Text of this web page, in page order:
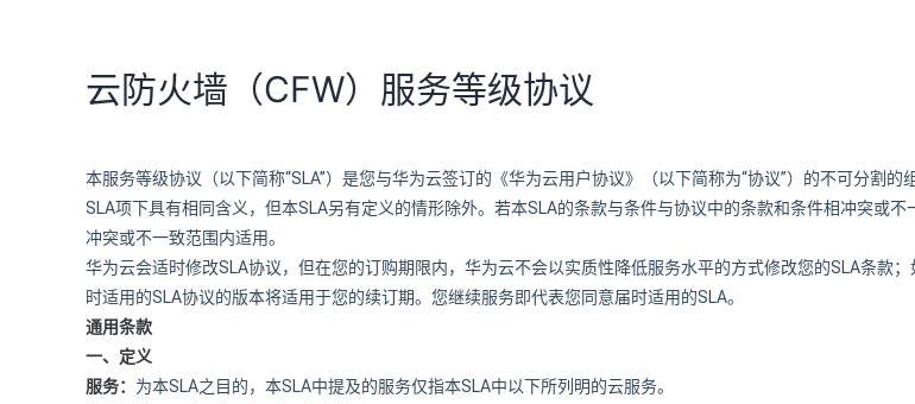
云防火墙（CFW）服务等级协议
本服务等级协议（以下简称“SLA”）是您与华为云签订的《华为云用户协议》（以下简称为“协议”）的不可分割的
SLA项下具有相同含义，但本SLA另有定义的情形除外。若本SLA的条款与条件与协议中的条款和条件相冲突或不
冲突或不一致范围内适用。
华为云会适时修改SLA协议，但在您的订购期限内，华为云不会以实质性降低服务水平的方式修改您的SLA条款；
时适用的SLA协议的版本将适用于您的续订期。您继续服务即代表您同意届时适用的SLA。
通用条款
一、定义
服务： 为本SLA之目的，本SLA中提及的服务仅指本SLA中以下所列明的云服务。